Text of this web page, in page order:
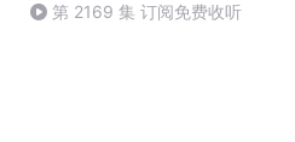
第 2169 集 订阅免费收听